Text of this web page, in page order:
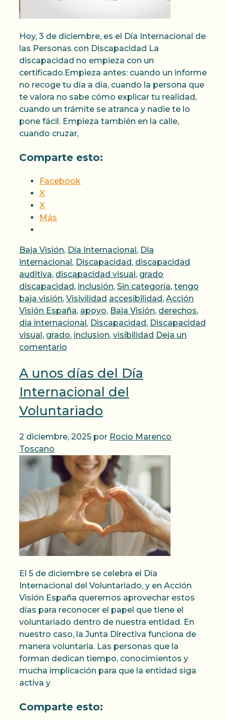
Hoy, 3 de diciembre, es el Día Internacional de
las Personas con Discapacidad La
discapacidad no empieza con un
certificado.Empieza antes: cuando un informe
no recoge tu día a día, cuando la persona que
te valora no sabe cómo explicar tu realidad,
cuando un trámite se atranca y nadie te lo
pone fácil. Empieza también en la calle,
cuando cruzar,
Comparte esto:
Facebook
X
X
Más
Categorías
Baja Visión, Día Internacional , Dia
internacional , Discapacidad , discapacidad
auditiva, discapacidad visual , grado
discapacidad , inclusión, Sin categoría, tengo
baja visión, Visivilidad Etiquetas
accesibilidad , Acción
Visión España, apoyo, Baja Visión, derechos,
dia internacional , Discapacidad , Discapacidad
visual , grado, inclusion, visibilidad Deja un
comentario
A unos días del Día
Internacional del
Voluntariado
2 diciembre, 2025 por Rocio Marenco
Toscano
El 5 de diciembre se celebra el Día
Internacional del Voluntariado, y en Acción
Visión España queremos aprovechar estos
días para reconocer el papel que tiene el
voluntariado dentro de nuestra entidad. En
nuestro caso, la Junta Directiva funciona de
manera voluntaria. Las personas que la
forman dedican tiempo, conocimientos y
mucha implicación para que la entidad siga
activa y
Comparte esto: